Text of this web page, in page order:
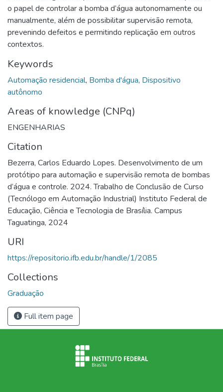
o papel de controlar a bomba d’água autonomamente ou
manualmente, além de possibilitar supervisão remota,
prevenindo defeitos e permitindo replicação em outros
contextos.
Keywords
Automação residencial, Bomba d'água, Dispositivo
autônomo
Areas of knowledge (CNPq)
ENGENHARIAS
Citation
Bezerra, Carlos Eduardo Lopes. Desenvolvimento de um
protótipo para automação e supervisão remota de bombas
d’água e controle. 2024. Trabalho de Conclusão de Curso
(Tecnólogo em Automação Industrial) Instituto Federal de
Educação, Ciência e Tecnologia de Brasília. Campus
Taguatinga, 2024
URI
https://repositorio.ifb.edu.br/handle/1/2085
Collections
Graduação
Full item page